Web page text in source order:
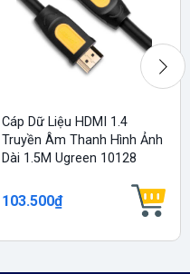
Cáp Dữ Liệu HDMI 1.4
Truyền Âm Thanh Hình Ảnh
Dài 1.5M Ugreen 10128
103.500₫